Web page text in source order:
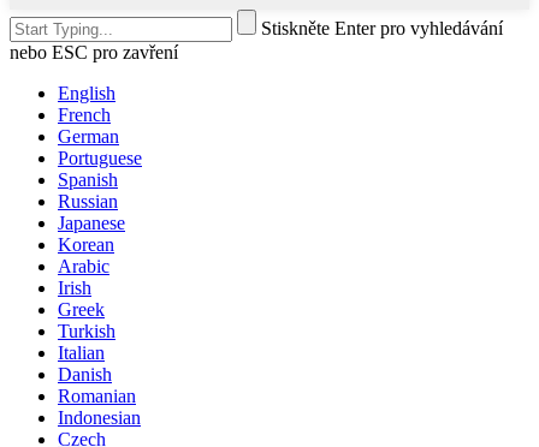
Stiskněte Enter pro vyhledávání
nebo ESC pro zavření
English
French
German
Portuguese
Spanish
Russian
Japanese
Korean
Arabic
Irish
Greek
Turkish
Italian
Danish
Romanian
Indonesian
Czech